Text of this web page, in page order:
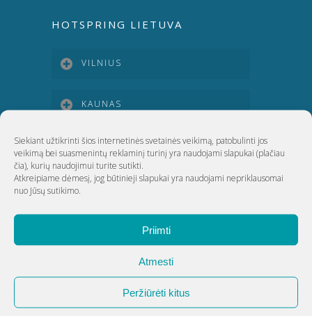
Siekiant užtikrinti šios internetinės svetainės veikimą, patobulinti jos
veikimą bei suasmenintų reklaminį turinį yra naudojami slapukai (plačiau
čia), kurių naudojimui turite sutikti.
Atkreipiame dėmesį, jog būtinieji slapukai yra naudojami nepriklausomai
nuo Jūsų sutikimo.
Priimti
Atmesti
Peržiūrėti kitus
HOTSPRING LIETUVA
VILNIUS
KAUNAS
KLAIPĖDA
ŠIAULIAI
Adresas: Dunojaus g. 20, Vilnius
Įmonės kodas: 124389034
PVM kodas: LT243890314